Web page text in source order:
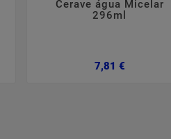
Cerave água Micelar
296ml
7,81 €Preço